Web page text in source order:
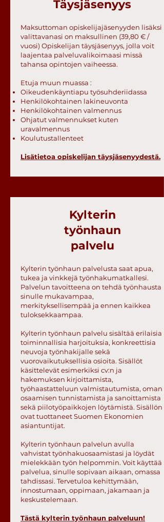
Täysjäsenyys
Maksuttoman opiskelijajäsenyyden lisäksi
valittavanasi on maksullinen (39,80 € /
vuosi) Opiskelijan täysjäsenyys, jolla voit
laajentaa palveluvalikoimaasi missä
tahansa opintojen vaiheessa.
Etuja muun muassa :
Oikeudenkäyntiapu työsuhderiidassa
Henkilökohtainen lakineuvonta
Henkilökohtainen valmennus
Ohjatut valmennukset kuten
uravalmennus
Koulutustallenteet
Lisätietoa opiskelijan täysjäsenyydestä.
Kylterin
työnhaun
palvelu
Kylterin työnhaun palvelusta saat apua,
tukea ja vinkkejä työnhakumatkallesi.
Palvelun tavoitteena on tehdä työnhausta
sinulle mukavampaa,
merkityksellisempää ja ennen kaikkea
tuloksekkaampaa.
Kylterin työnhaun palvelu sisältää erilaisia
toiminnallisia harjoituksia, konkreettisia
neuvoja työnhakijalle sekä
vuorovaikutuksellisia osioita. Sisällöt
käsittelevät esimerkiksi cv:n ja
hakemuksen kirjoittamista,
työhaastatteluun valmistautumista, oman
osaamisen tunnistamista ja sanoittamista
sekä piilotyöpaikkojen löytämistä. Sisällön
ovat tuottaneet Suomen Ekonomien
asiantuntijat.
Kylterin työnhaun palvelun avulla
vahvistat työnhakuosaamistasi ja löydät
mielekkään työn helpommin. Voit käyttää
palvelua, sinulle sopivaan aikaan, omassa
tahdissasi. Tervetuloa kehittymään,
innostumaan, oppimaan, jakamaan ja
keskustelemaan.
Tästä kylterin työnhaun palveluun!